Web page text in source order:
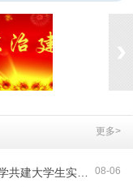
更多>
08-06
深化校企合作！湖南盐业集团与北京化工大学共建大学生实习实践创...